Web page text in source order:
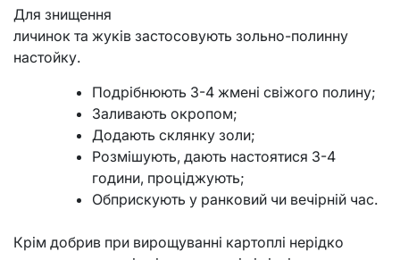
Для знищення
личинок та жуків застосовують зольно-полинну
настойку.
Подрібнюють 3-4 жмені свіжого полину;
Заливають окропом;
Додають склянку золи;
Розмішують, дають настоятися 3-4
години, проціджують;
Обприскують у ранковий чи вечірній час.
Крім добрив при вирощуванні картоплі нерідко